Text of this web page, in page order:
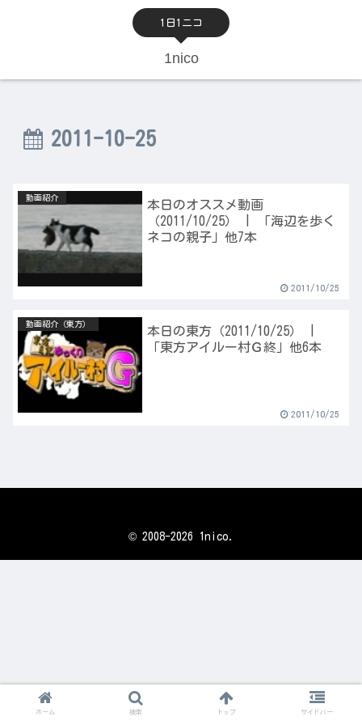
1日1ニコ
1nico
2011-10-25
動画紹介
本日のオススメ動画
（2011/10/25） | 「海辺を歩く
ネコの親子」他7本
2011/10/25
動画紹介（東方）
本日の東方（2011/10/25） |
「東方アイルー村Ｇ終」他6本
2011/10/25
© 2008-2026 1nico.
ホーム 検索 トップ サイドバー